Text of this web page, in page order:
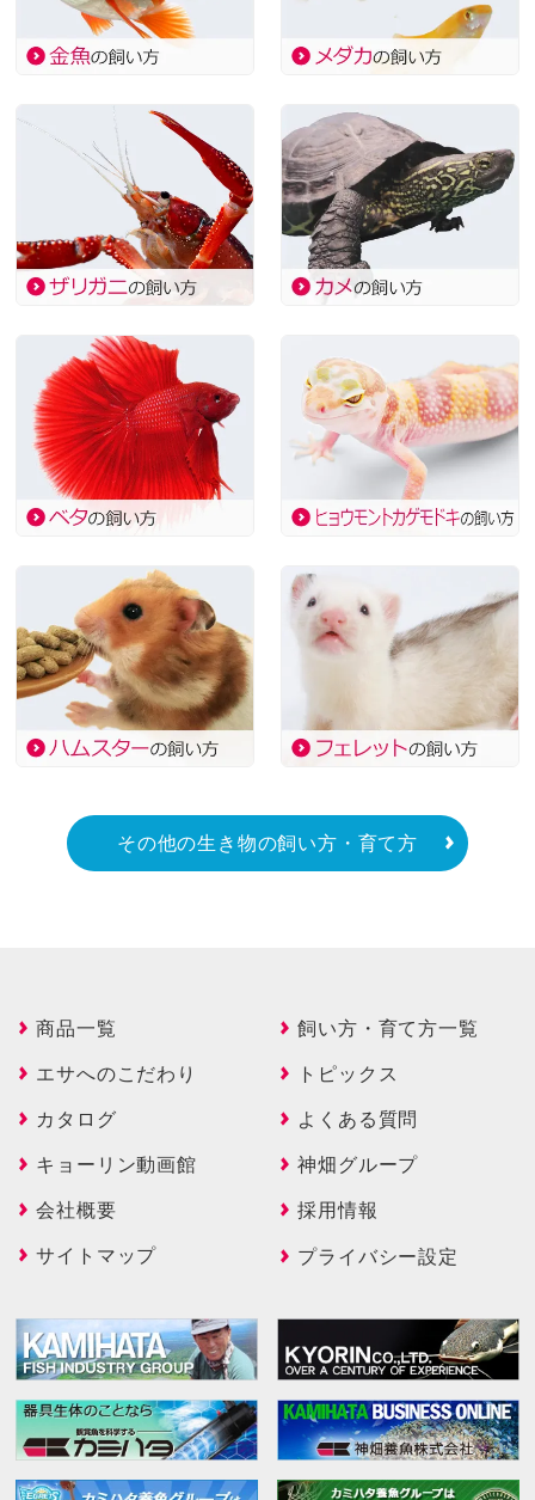
その他の生き物の飼い方・育て方
商品一覧
飼い方・育て方一覧
エサへのこだわり
トピックス
カタログ
よくある質問
キョーリン動画館
神畑グループ
会社概要
採用情報
サイトマップ
プライバシー設定